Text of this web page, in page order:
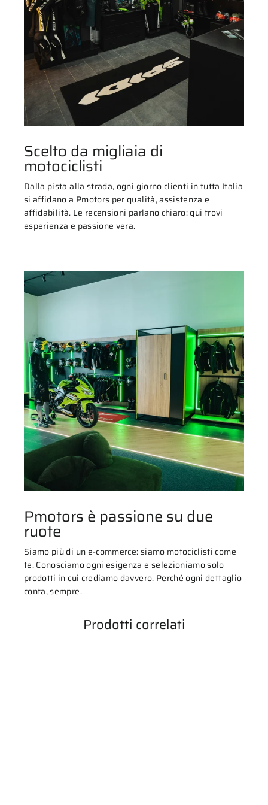
Scelto da migliaia di
motociclisti
Dalla pista alla strada, ogni giorno clienti in tutta Italia
si affidano a Pmotors per qualità, assistenza e
affidabilità. Le recensioni parlano chiaro: qui trovi
esperienza e passione vera.
Pmotors è passione su due
ruote
Siamo più di un e-commerce: siamo motociclisti come
te. Conosciamo ogni esigenza e selezioniamo solo
prodotti in cui crediamo davvero. Perché ogni dettaglio
conta, sempre.
Prodotti correlati